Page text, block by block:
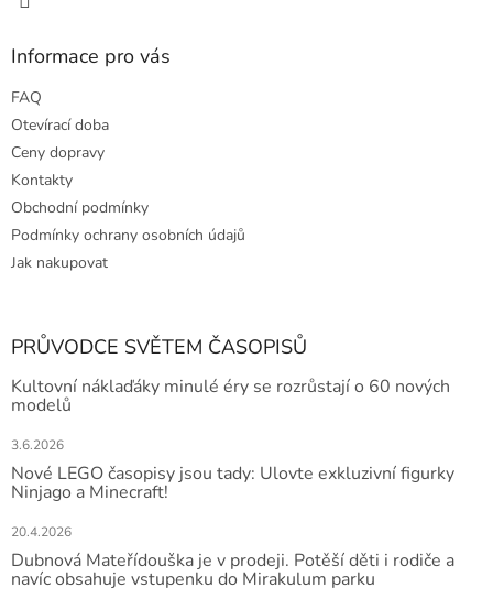
Informace pro vás
FAQ
Otevírací doba
Ceny dopravy
Kontakty
Obchodní podmínky
Podmínky ochrany osobních údajů
Jak nakupovat
PRŮVODCE SVĚTEM ČASOPISŮ
Kultovní náklaďáky minulé éry se rozrůstají o 60 nových
modelů
3.6.2026
Nové LEGO časopisy jsou tady: Ulovte exkluzivní figurky
Ninjago a Minecraft!
20.4.2026
Dubnová Mateřídouška je v prodeji. Potěší děti i rodiče a
navíc obsahuje vstupenku do Mirakulum parku